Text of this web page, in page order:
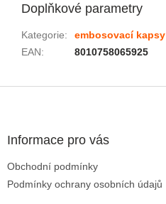
Doplňkové parametry
Kategorie:
embosovací kapsy
EAN: 8010758065925
Informace pro vás
Obchodní podmínky
Podmínky ochrany osobních údajů